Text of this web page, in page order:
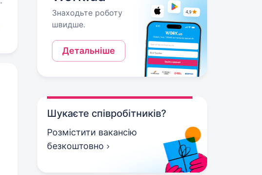
Знаходьте роботу
швидше.
Детальніше
Шукаєте співробітників?
Розмістити вакансію
безкоштовно